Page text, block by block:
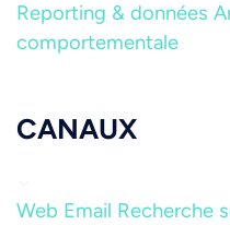
Reporting & données
comportementale
CANAUX
Web Email Recherche